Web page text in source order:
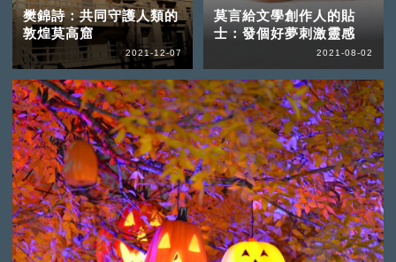
樊錦詩：共同守護人類的
敦煌莫高窟
2021-12-07
莫言給文學創作人的貼
士：發個好夢刺激靈感
2021-08-02